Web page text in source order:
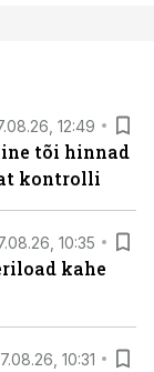
12:49
tõi hinnad
kontrolli
10:35
kahe
10:31